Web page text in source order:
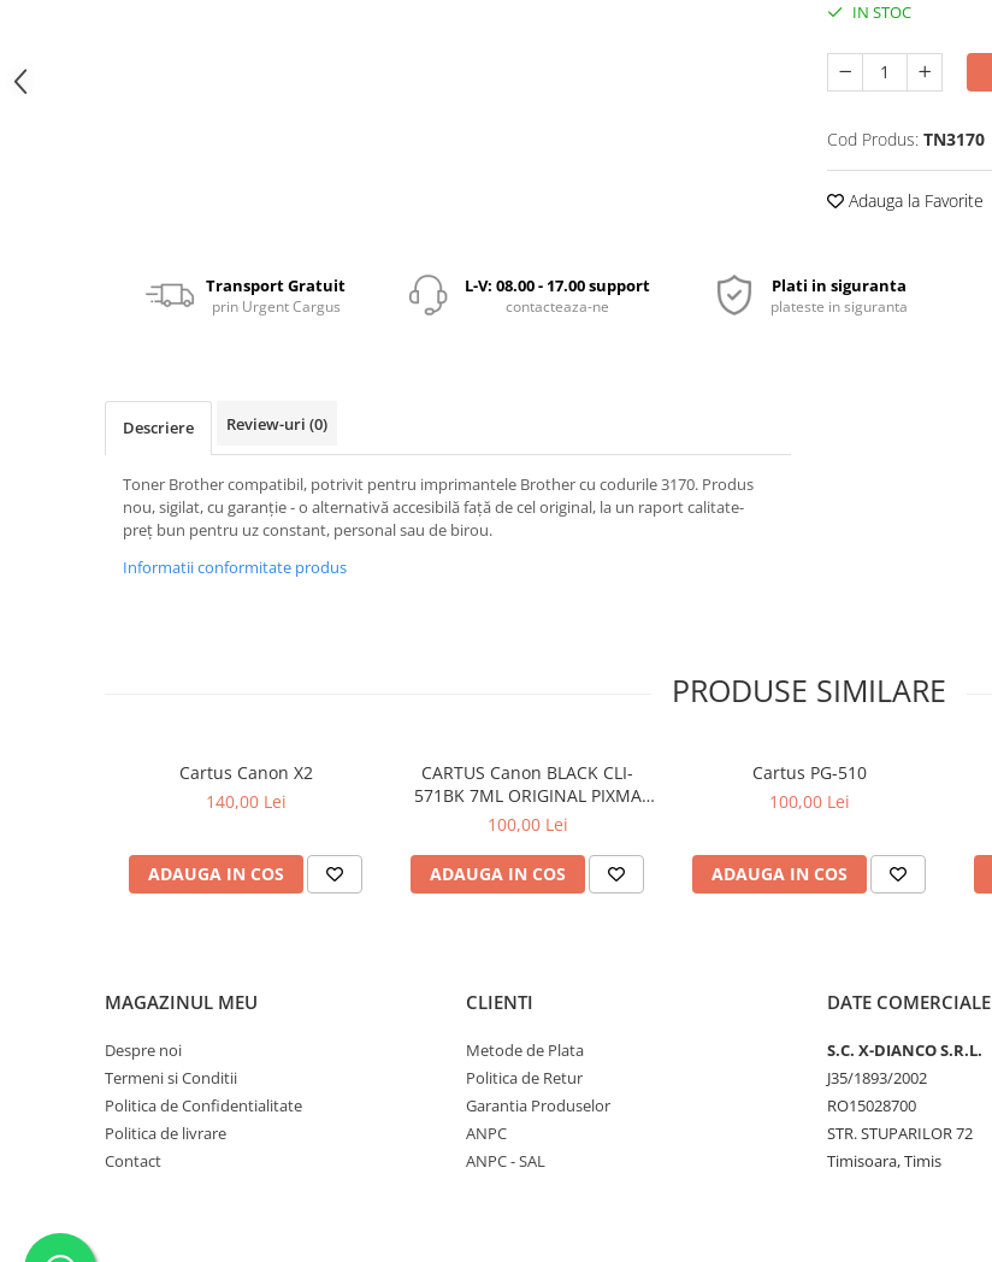
IN STOC
Cod Produs: TN3170
Adauga la Favorite
Transport Gratuit
prin Urgent Cargus
L-V: 08.00 - 17.00 support
contacteaza-ne
Plati in siguranta
plateste in siguranta
Descriere Review-uri (0)
Toner Brother compatibil, potrivit pentru imprimantele Brother cu codurile 3170. Produs
nou, sigilat, cu garanție - o alternativă accesibilă față de cel original, la un raport calitate-
preț bun pentru uz constant, personal sau de birou.
Informatii conformitate produs
PRODUSE SIMILARE
Cartus Canon X2
140,00 Lei
ADAUGA IN COS
CARTUS Canon BLACK CLI-
571BK 7ML ORIGINAL PIXMA
MG6850
100,00 Lei
ADAUGA IN COS
Cartus PG-510
100,00 Lei
ADAUGA IN COS
MAGAZINUL MEU
Despre noi
Termeni si Conditii
Politica de Confidentialitate
Politica de livrare
Contact
CLIENTI
Metode de Plata
Politica de Retur
Garantia Produselor
ANPC
ANPC - SAL
DATE COMERCIALE
S.C. X-DIANCO S.R.L.
J35/1893/2002
RO15028700
STR. STUPARILOR 72
Timisoara, Timis